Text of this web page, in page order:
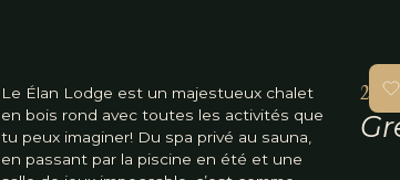
Le Élan Lodge est un majestueux chalet
en bois rond avec toutes les activités que
tu peux imaginer! Du spa privé au sauna,
en passant par la piscine en été et une
2+